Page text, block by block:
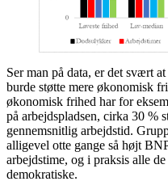
Ser man på data, er det svært
burde støtte mere økonomisk
økonomisk frihed har for
på arbejdspladsen, cirka 30 %
gennemsnitlig arbejdstid.
alligevel otte gange så højt
arbejdstime, og i praksis alle
demokratiske.